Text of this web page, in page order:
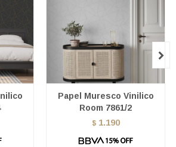
Papel Muresco Vinilico
Room 7861/2
$ 1.190
